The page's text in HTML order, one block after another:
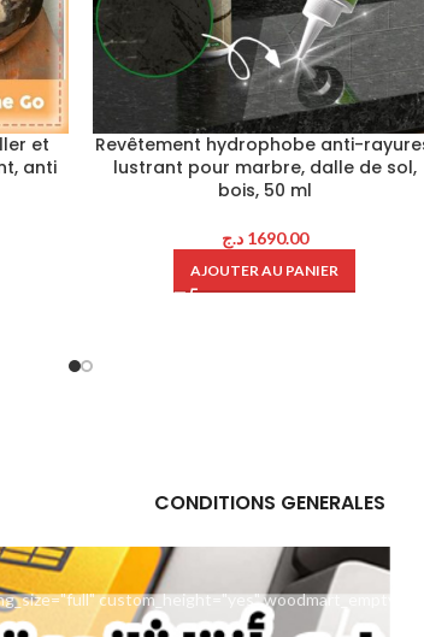
et
anti
Revêtement hydrophobe anti-
lustrant pour marbre, dalle de sol,
bois, 50 ml
1690.00 د.ج
AJOUTER AU PANIER
CONDITIONS GENERALES
custom_height="yes"